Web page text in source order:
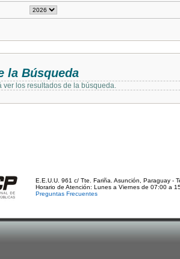
la Búsqueda
ver los resultados de la búsqueda.
E.E.U.U. 961 c/ Tte. Fariña. Asunción, Paraguay -
Horario de Atención: Lunes a Viernes de 07:00 a
Preguntas Frecuentes